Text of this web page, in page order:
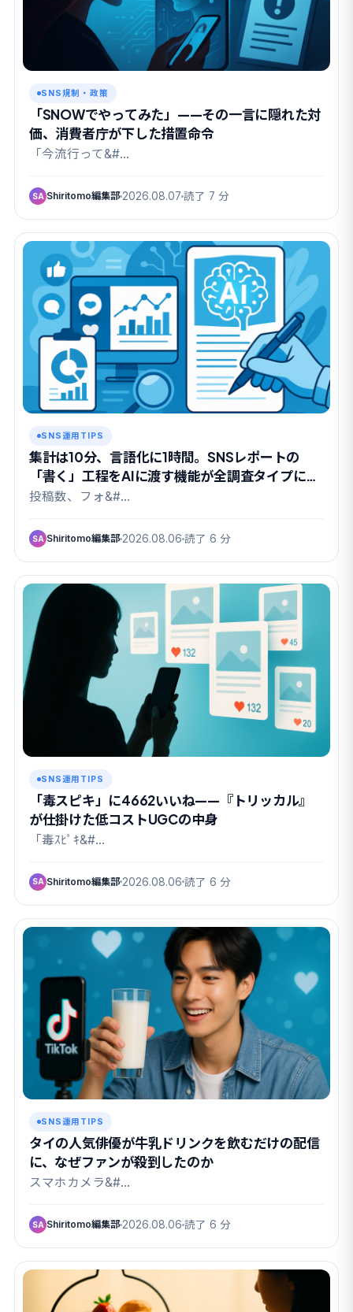
SNS規制・政策
「SNOWでやってみた」——その一言に隠れた対
価、消費者庁が下した措置命令
「今流行って&#…
SA Shiritomo編集部 2026.08.07 読了 7 分
SNS運用TIPS
集計は10分、言語化に1時間。SNSレポートの
「書く」工程をAIに渡す機能が全調査タイプに広
がりました
投稿数、フォ&#…
SA Shiritomo編集部 2026.08.06 読了 6 分
SNS運用TIPS
「毒スピキ」に4662いいね——『トリッカル』
が仕掛けた低コストUGCの中身
「毒ｽﾋﾟｷ&#…
SA Shiritomo編集部 2026.08.06 読了 6 分
SNS運用TIPS
タイの人気俳優が牛乳ドリンクを飲むだけの配信
に、なぜファンが殺到したのか
スマホカメラ&#…
SA Shiritomo編集部 2026.08.06 読了 6 分